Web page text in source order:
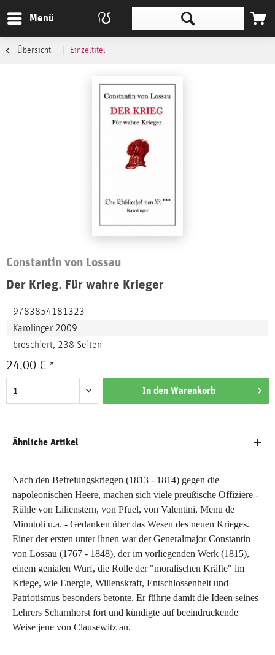
Menü
Übersicht Einzeltitel
Constantin von Lossau
Der Krieg. Für wahre Krieger
9783854181323
Karolinger 2009
broschiert, 238 Seiten
24,00 € *
In den Warenkorb
Ähnliche Artikel
Nach den Befreiungskriegen (1813 - 1814) gegen die
napoleonischen Heere, machen sich viele preußische Offiziere -
Rühle von Lilienstern, von Pfuel, von Valentini, Menu de
Minutoli u.a. - Gedanken über das Wesen des neuen Krieges.
Einer der ersten unter ihnen war der Generalmajor Constantin
von Lossau (1767 - 1848), der im vorliegenden Werk (1815),
einem genialen Wurf, die Rolle der "moralischen Kräfte" im
Kriege, wie Energie, Willenskraft, Entschlossenheit und
Patriotismus besonders betonte. Er führte damit die Ideen seines
Lehrers Scharnhorst fort und kündigte auf beeindruckende
Weise jene von Clausewitz an.